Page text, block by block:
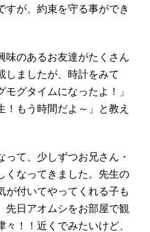
すが、約束を守る事ができ
味のあるお友達がたくさん
ましたが、時計をみて
モグタイムになったよ！」
もう時間だよ～」と教え
て、少しずつお兄さん・
くなってきました。先生の
が付いてやってくれる子も
日アオムシをお部屋で観
！！近くでみたいけど、